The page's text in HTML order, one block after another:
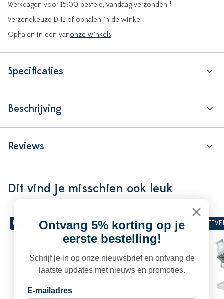
Werkdagen voor 15:00 besteld, vandaag verzonden *
Verzendkeuze DHL of ophalen in de winkel
Ophalen in een vanonze winkels
Specificaties
Beschrijving
Reviews
Dit vind je misschien ook leuk
UITVERKOCHTOntvang 5% korting op je
eerste bestelling!
Schrijf je in op onze nieuwsbrief en ontvang de
laatste updates met nieuws en promoties.
E-mailadres